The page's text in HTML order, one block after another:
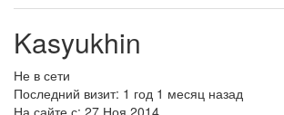
Kasyukhin
Не в сети
Последний визит: 1 год 1 месяц назад
На сайте с: 27 Ноя 2014